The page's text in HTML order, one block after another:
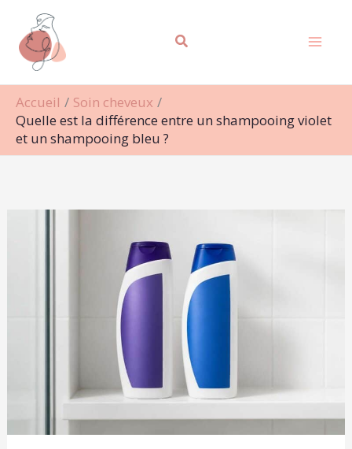
contenu
Accueil
Soin cheveux
Quelle est la différence entre un shampooing violet
et un shampooing bleu ?
Rechercher